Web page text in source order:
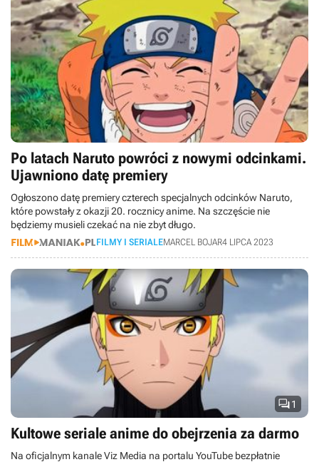
Po latach Naruto powróci z nowymi odcinkami.
Ujawniono datę premiery
Ogłoszono datę premiery czterech specjalnych odcinków Naruto,
które powstały z okazji 20. rocznicy anime. Na szczęście nie
będziemy musieli czekać na nie zbyt długo.
FILMY I SERIALEMARCEL BOJAR4 LIPCA 2023
1
Kultowe seriale anime do obejrzenia za darmo
Na oficjalnym kanale Viz Media na portalu YouTube bezpłatnie